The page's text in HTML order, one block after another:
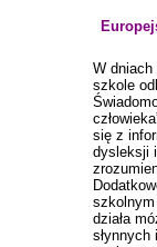
W dniach
szkole
się z
dysleksji
szkolnym
działa
słynnych